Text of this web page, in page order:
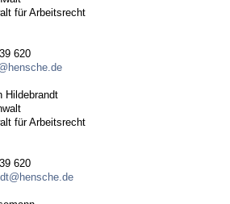
für Arbeitsrecht
620
Hildebrandt
für Arbeitsrecht
620